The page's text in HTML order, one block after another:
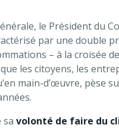
le Président du
par une double
– à la
les citoyens, les
main-d’œuvre, pèse
sa volonté de faire du